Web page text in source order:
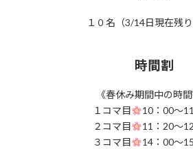
１０名（3/14日現在残り
時間割
《春休み期間中の時間
１コマ目
10：00～
２コマ目
11：20～
３コマ目
14：00～